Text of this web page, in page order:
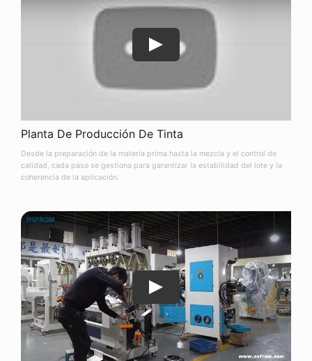
Planta De Producción De Tinta
Desde la preparación de la materia prima hasta la mezcla y el control de
calidad, cada paso se gestiona para garantizar la estabilidad del lote y la
coherencia de la aplicación.